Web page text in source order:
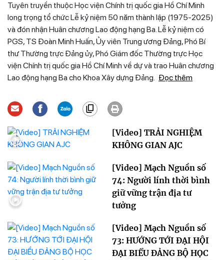
Tuyên truyền thuộc Học viện Chính trị quốc gia Hồ Chí Minh
long trọng tổ chức Lễ kỷ niệm 50 năm thành lập (1975-2025)
và đón nhận Huân chương Lao động hạng Ba. Lễ kỷ niệm có
PGS, TS Đoàn Minh Huấn, Ủy viên Trung ương Đảng, Phó Bí
thư Thường trực Đảng ủy, Phó Giám đốc Thường trực Học
viện Chính trị quốc gia Hồ Chí Minh về dự và trao Huân chương
Lao động hạng Ba cho Khoa Xây dựng Đảng. Đọc thêm
[Video] TRẢI NGHIỆM
KHÔNG GIAN AJC
[Video] Mạch Nguồn số
74: Người lính thời bình
giữ vững trận địa tư
tưởng
[Video] Mạch Nguồn số
73: HƯỚNG TỚI ĐẠI HỘI
ĐẠI BIỂU ĐẢNG BỘ HỌC